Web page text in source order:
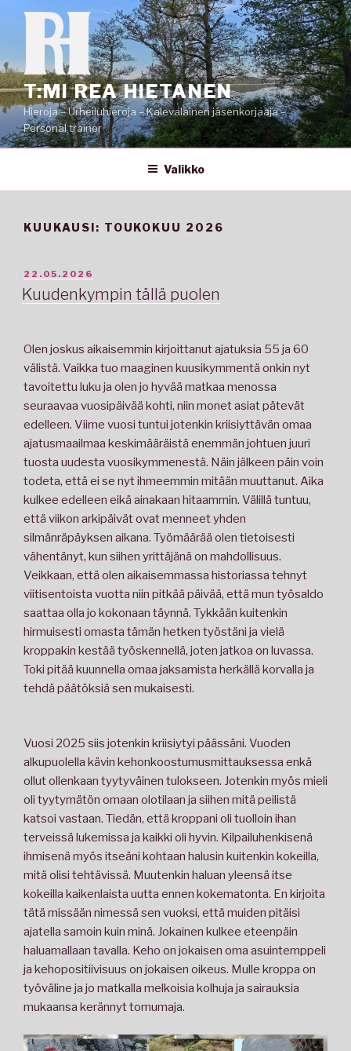
Siirry
T:MI REA HIETANEN
Hieroja – Urheiluhieroja – Kalevalainen jäsenkorjaaja –
Personal trainer
Valikko
KUUKAUSI: TOUKOKUU 2026
JULKAISTU
22.05.2026
Kuudenkympin tällä puolen
Olen joskus aikaisemmin kirjoittanut ajatuksia 55 ja 60
välistä. Vaikka tuo maaginen kuusikymmentä onkin nyt
tavoitettu luku ja olen jo hyvää matkaa menossa
seuraavaa vuosipäivää kohti, niin monet asiat pätevät
edelleen. Viime vuosi tuntui jotenkin kriisiyttävän omaa
ajatusmaailmaa keskimääräistä enemmän johtuen juuri
tuosta uudesta vuosikymmenestä. Näin jälkeen päin voin
todeta, että ei se nyt ihmeemmin mitään muuttanut. Aika
kulkee edelleen eikä ainakaan hitaammin. Välillä tuntuu,
että viikon arkipäivät ovat menneet yhden
silmänräpäyksen aikana. Työmäärää olen tietoisesti
vähentänyt, kun siihen yrittäjänä on mahdollisuus.
Veikkaan, että olen aikaisemmassa historiassa tehnyt
viitisentoista vuotta niin pitkää päivää, että mun työsaldo
saattaa olla jo kokonaan täynnä. Tykkään kuitenkin
hirmuisesti omasta tämän hetken työstäni ja vielä
kroppakin kestää työskennellä, joten jatkoa on luvassa.
Toki pitää kuunnella omaa jaksamista herkällä korvalla ja
tehdä päätöksiä sen mukaisesti.
Vuosi 2025 siis jotenkin kriisiytyi päässäni. Vuoden
alkupuolella kävin kehonkoostumusmittauksessa enkä
ollut ollenkaan tyytyväinen tulokseen. Jotenkin myös mieli
oli tyytymätön omaan olotilaan ja siihen mitä peilistä
katsoi vastaan. Tiedän, että kroppani oli tuolloin ihan
terveissä lukemissa ja kaikki oli hyvin. Kilpailuhenkisenä
ihmisenä myös itseäni kohtaan halusin kuitenkin kokeilla,
mitä olisi tehtävissä. Muutenkin haluan yleensä itse
kokeilla kaikenlaista uutta ennen kokematonta. En kirjoita
tätä missään nimessä sen vuoksi, että muiden pitäisi
ajatella samoin kuin minä. Jokainen kulkee eteenpäin
haluamallaan tavalla. Keho on jokaisen oma asuintemppeli
ja kehopositiivisuus on jokaisen oikeus. Mulle kroppa on
työväline ja jo matkalla melkoisia kolhuja ja sairauksia
mukaansa kerännyt tomumaja.